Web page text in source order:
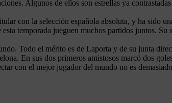
Algunos de ellos son estrellas ya
con la selección española absoluta, y ha sido
temporada jueguen muchos partidos juntos.
Todo el mérito es de Laporta y de su junta
En sus dos primeros amistosos marcó dos
con el mejor jugador del mundo no es